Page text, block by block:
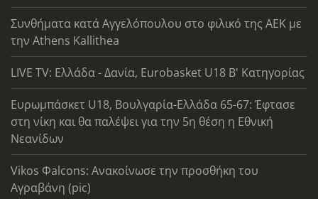
Συνθήματα κατά Αγγελόπουλου στο φιλικό της ΑΕΚ με
την Athens Kallithea
LIVE TV: Ελλάδα - Δανία, Eurobasket U18 Β' Κατηγορίας
Ευρωμπάσκετ U18, Βουλγαρία-Ελλάδα 65-67: Έφτασε
στη νίκη και θα παλέψει για την 5η θέση η Εθνική
Νεανίδων
Vikos Φalcons: Ανακοίνωσε την προσθήκη του
Αγραβάνη (pic)